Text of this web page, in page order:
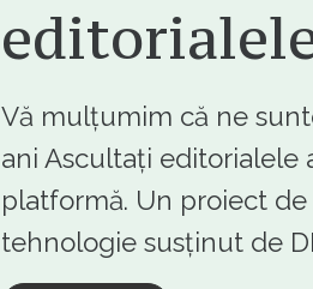
Vă mulțumim că ne
ani Ascultați editorialele
platformă. Un proiect
tehnologie susținut de